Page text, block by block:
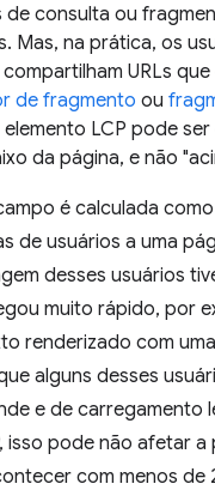
consulta ou
Mas, na prática, os
URLs
de fragmento ou
LCP pode
da página, e não
é calculada
de usuários a uma
desses usuários
muito rápido, por
renderizado com
alguns desses
e de carregamento
isso pode não afetar
com menos de